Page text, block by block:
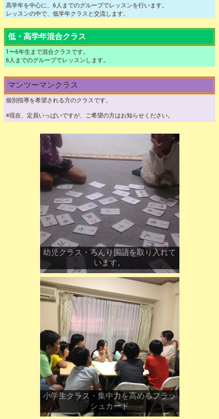
高学年を中心に、6人までのグループでレッスンを行います。
レッスンの中で、低学年クラスと交流します。
低・高学年混合クラス
1〜6年生まで混合クラスです。
6人までのグループでレッスンします。
マンツーマンクラス
個別指導を希望される方のクラスです。
※現在、定員いっぱいですが、ご希望の方はお知らせください。
幼児クラス・ろんり国語を取り入れて
います。
小学生クラス・集中力を高めるフラッ
シュカード